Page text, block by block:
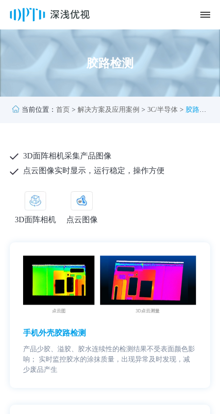
胶路检测
当前位置： 首页 > 解决方案及应用案例 > 3C/半导体 > 胶路检
3D面阵相机采集产品图像
点云图像实时显示，运行稳定，操作方便
3D面阵相机 点云图像
手机外壳胶路检测
产品少胶、溢胶、胶水连续性的检测结果不受表面颜色影
响； 实时监控胶水的涂抹质量，出现异常及时发现，减
少废品产生